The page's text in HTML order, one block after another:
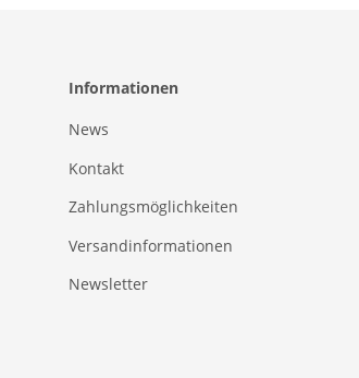
Informationen
News
Kontakt
Zahlungsmöglichkeiten
Versandinformationen
Newsletter